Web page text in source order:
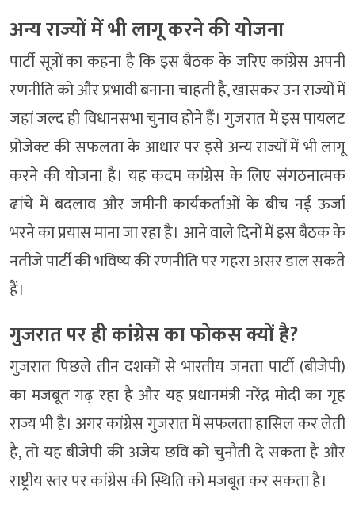
अन्य राज्यों में भी लागू करने की योजना
पार्टी सूत्रों का कहना है कि इस बैठक के जरिए कांग्रेस अपनी
रणनीति को और प्रभावी बनाना चाहती है, खासकर उन राज्यों में
जहां जल्द ही विधानसभा चुनाव होने हैं। गुजरात में इस पायलट
प्रोजेक्ट की सफलता के आधार पर इसे अन्य राज्यों में भी लागू
करने की योजना है। यह कदम कांग्रेस के लिए संगठनात्मक
ढांचे में बदलाव और जमीनी कार्यकर्ताओं के बीच नई ऊर्जा
भरने का प्रयास माना जा रहा है। आने वाले दिनों में इस बैठक के
नतीजे पार्टी की भविष्य की रणनीति पर गहरा असर डाल सकते
हैं।
गुजरात पर ही कांग्रेस का फोकस क्यों है?
गुजरात पिछले तीन दशकों से भारतीय जनता पार्टी (बीजेपी)
का मजबूत गढ़ रहा है और यह प्रधानमंत्री नरेंद्र मोदी का गृह
राज्य भी है। अगर कांग्रेस गुजरात में सफलता हासिल कर लेती
है, तो यह बीजेपी की अजेय छवि को चुनौती दे सकता है और
राष्ट्रीय स्तर पर कांग्रेस की स्थिति को मजबूत कर सकता है।